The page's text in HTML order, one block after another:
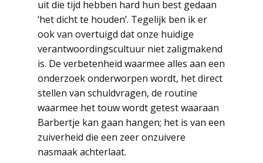
uit die tijd hebben hard hun best gedaan
‘het dicht te houden’. Tegelijk ben ik er
ook van overtuigd dat onze huidige
verantwoordingscultuur niet zaligmakend
is. De verbetenheid waarmee alles aan een
onderzoek onderworpen wordt, het direct
stellen van schuldvragen, de routine
waarmee het touw wordt getest waaraan
Barbertje kan gaan hangen; het is van een
zuiverheid die een zeer onzuivere
nasmaak achterlaat.